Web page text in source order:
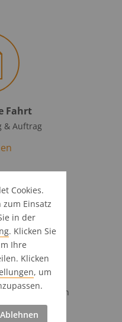
Fahrt
& Auftrag
Customization
Cookies.
Einsatz
in der
. Klicken Sie
Ihre
Klicken
, um
Ablehnen